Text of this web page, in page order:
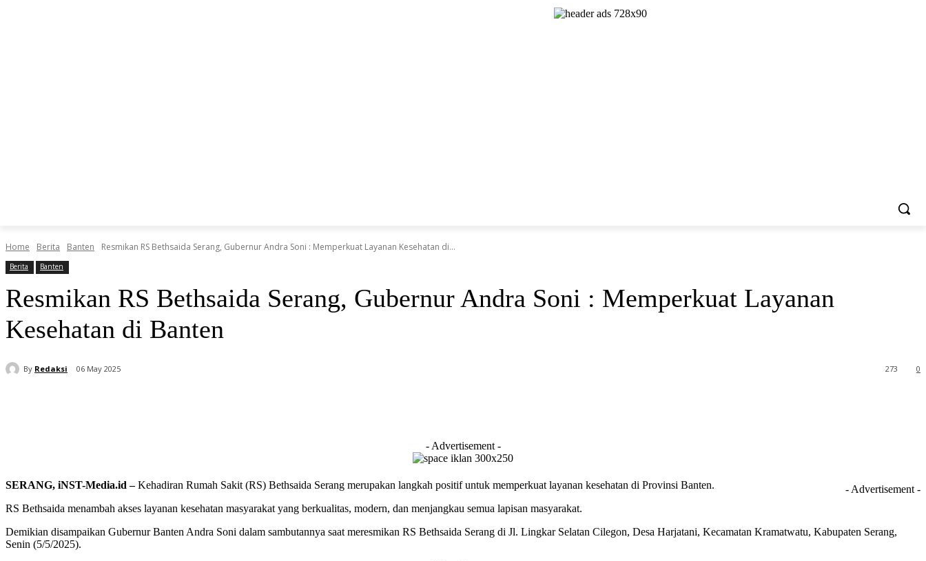
Home Berita Banten Resmikan RS Bethsaida Serang, Gubernur Andra Soni : Memperkuat Layanan Kesehatan di...
Berita Banten
Resmikan RS Bethsaida Serang, Gubernur Andra Soni : Memperkuat Layanan
Kesehatan di Banten
By Redaksi 06 May 2025 0
273
- Advertisement -
- Advertisement -
SERANG, iNST-Media.id –Kehadiran Rumah Sakit (RS) Bethsaida Serang merupakan langkah positif untuk memperkuat layanan kesehatan di Provinsi Banten.
RS Bethsaida menambah akses layanan kesehatan masyarakat yang berkualitas, modern, dan menjangkau semua lapisan masyarakat.
Demikian disampaikan Gubernur Banten Andra Soni dalam sambutannya saat meresmikan RS Bethsaida Serang di Jl. Lingkar Selatan Cilegon, Desa Harjatani, Kecamatan Kramatwatu, Kabupaten Serang,
Senin (5/5/2025).